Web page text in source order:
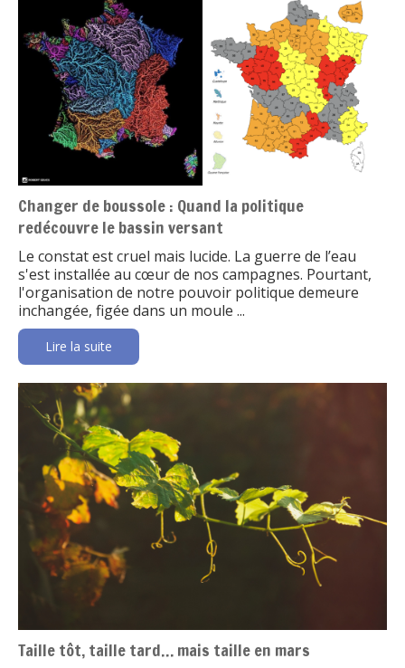
Changer de boussole : Quand la politique
redécouvre le bassin versant
Le constat est cruel mais lucide. La guerre de l’eau
s'est installée au cœur de nos campagnes. Pourtant,
l'organisation de notre pouvoir politique demeure
inchangée, figée dans un moule ...
Lire la suite
Taille tôt, taille tard… mais taille en mars